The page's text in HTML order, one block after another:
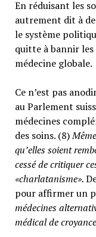
En réduisant les
autrement dit à
le système
quitte à bannir
médecine globale.
Ce n’est pas
au Parlement
médecines
des soins. (8)
qu’elles soient
cessé de critiquer
«charlatanisme».
pour affirmer un
médecines
médical de